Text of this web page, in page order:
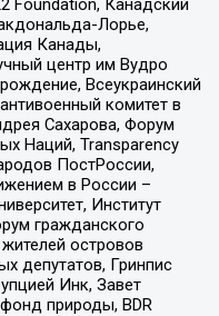
Foundation, Канадский
Лорье,
Канады,
центр им Вудро
Всеукраинский
комитет в
Сахарова, Форум
Наций, Transparеncy
ПостРоссии,
в России –
Институт
гражданского
островов
депутатов, Гринпис
Инк, Завет
природы, BDR